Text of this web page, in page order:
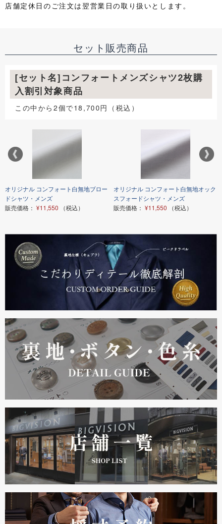
店舗定休日のご注文は翌営業日の取り扱いとします。
セット販売商品
[セット名]コンフォートメンズシャツ2枚購
入割引対象商品
この中から2個で18,700円（税込）
オリジナル コンフォート白無地ブロー
ドシャツ・メンズ
販売価格： ¥11,550 （税込）
オリジナル コンフォート白無地オック
スフォードシャツ・メンズ
販売価格： ¥11,550 （税込）